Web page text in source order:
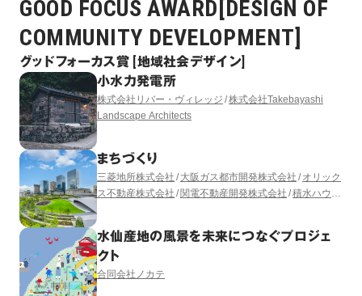
GOOD FOCUS AWARD[DESIGN OF
COMMUNITY DEVELOPMENT]
グッドフォーカス賞 [地域社会デザイン]
小水力発電所
株式会社リバー・ヴィレッジ 株式会社Takebayashi
Landscape Architects
まちづくり
三菱地所株式会社 大阪ガス都市開発株式会社
オリック
ス不動産株式会社 関電不動産開発株式会社 積水ハウス
（出資者：大林組） 株式会社日建設計 株式会社三菱地
所設計
水仙産地の風景を未来につなぐプロジェ
クト
合同会社ノカテ